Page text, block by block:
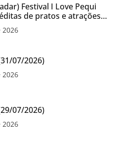
Festival I Love Pequi
de pratos e atrações
de semana dos Pais em
07/2026)
07/2026)